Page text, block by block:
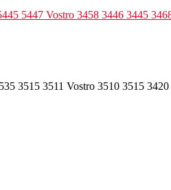
5447 Vostro 3458 3446 3445
3515 3511 Vostro 3510 3515